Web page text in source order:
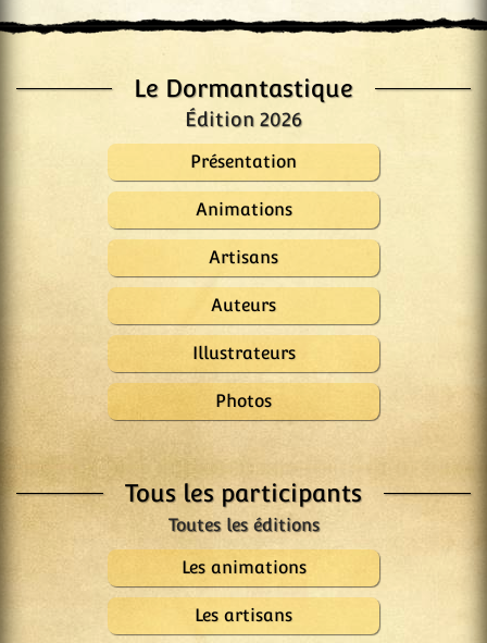
Le Dormantastique
Édition 2026
Présentation
Animations
Artisans
Auteurs
Illustrateurs
Photos
Tous les participants
Les animations
Les artisans